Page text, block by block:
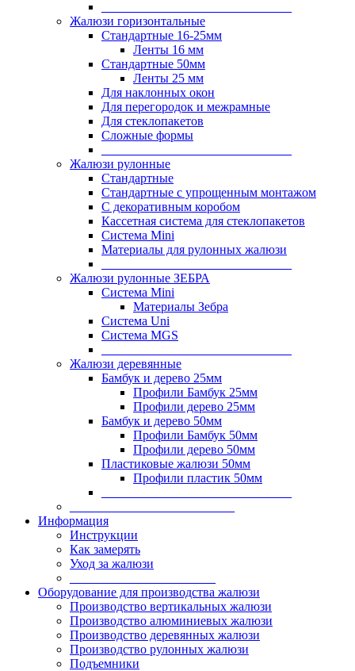
Жалюзи горизонтальные
Стандартные 16-25мм
Ленты 16 мм
Стандартные 50мм
Ленты 25 мм
Для наклонных окон
Для перегородок и межрамные
Для стеклопакетов
Сложные формы
Жалюзи рулонные
Стандартные
Стандартные с упрощенным монтажом
С декоративным коробом
Кассетная система для стеклопакетов
Система Mini
Материалы для рулонных жалюзи
Жалюзи рулонные ЗЕБРА
Система Mini
Материалы Зебра
Система Uni
Система MGS
Жалюзи деревянные
Бамбук и дерево 25мм
Профили Бамбук 25мм
Профили дерево 25мм
Бамбук и дерево 50мм
Профили Бамбук 50мм
Профили дерево 50мм
Пластиковые жалюзи 50мм
Профили пластик 50мм
Информация
Инструкции
Как замерять
Уход за жалюзи
Оборудование для производства жалюзи
Производство вертикальных жалюзи
Производство алюминиевых жалюзи
Производство деревянных жалюзи
Производство рулонных жалюзи
Подъемники